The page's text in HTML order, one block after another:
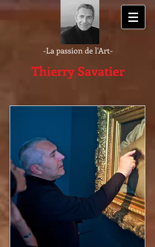
-La passion de l'Art-
Thierry Savatier